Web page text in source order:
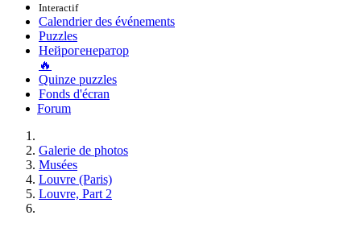
Interactif
Calendrier des événements
Puzzles
Нейрогенератор
🔥
Quinze puzzles
Fonds d'écran
Forum
Galerie de photos
Musées
Louvre (Paris)
Louvre, Part 2